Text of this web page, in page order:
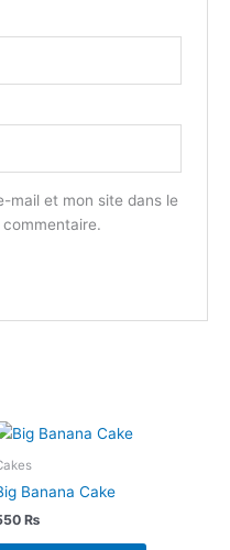
mail et mon site dans le
Banana Cake
₨